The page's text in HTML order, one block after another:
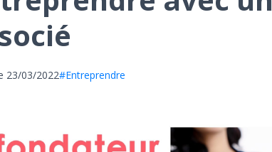
23/03/2022#Entreprendre